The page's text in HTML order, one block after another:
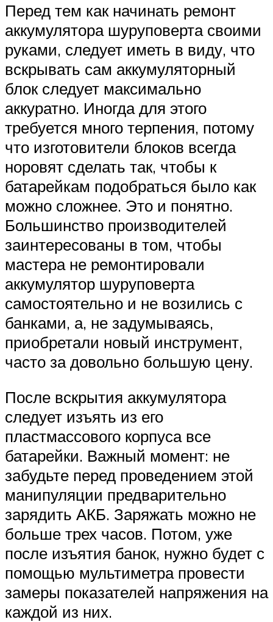
Перед тем как начинать ремонт
аккумулятора шуруповерта своими
руками, следует иметь в виду, что
вскрывать сам аккумуляторный
блок следует максимально
аккуратно. Иногда для этого
требуется много терпения, потому
что изготовители блоков всегда
норовят сделать так, чтобы к
батарейкам подобраться было как
можно сложнее. Это и понятно.
Большинство производителей
заинтересованы в том, чтобы
мастера не ремонтировали
аккумулятор шуруповерта
самостоятельно и не возились с
банками, а, не задумываясь,
приобретали новый инструмент,
часто за довольно большую цену.
После вскрытия аккумулятора
следует изъять из его
пластмассового корпуса все
батарейки. Важный момент: не
забудьте перед проведением этой
манипуляции предварительно
зарядить АКБ. Заряжать можно не
больше трех часов. Потом, уже
после изъятия банок, нужно будет с
помощью мультиметра провести
замеры показателей напряжения на
каждой из них.